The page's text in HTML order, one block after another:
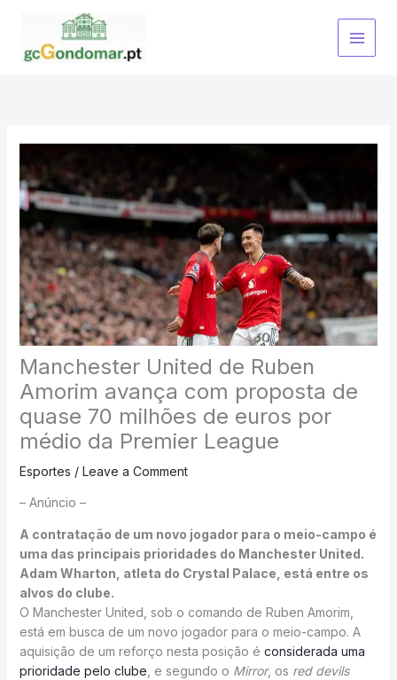
content
Manchester United de Ruben
Amorim avança com proposta de
quase 70 milhões de euros por
médio da Premier League
Esportes / Leave a Comment
– Anúncio –
A contratação de um novo jogador para o meio-campo é
uma das principais prioridades do Manchester United.
Adam Wharton, atleta do Crystal Palace, está entre os
alvos do clube.
O Manchester United, sob o comando de Ruben Amorim,
está em busca de um novo jogador para o meio-campo. A
aquisição de um reforço nesta posição é considerada uma
prioridade pelo clube , e segundo o Mirror, os red devils